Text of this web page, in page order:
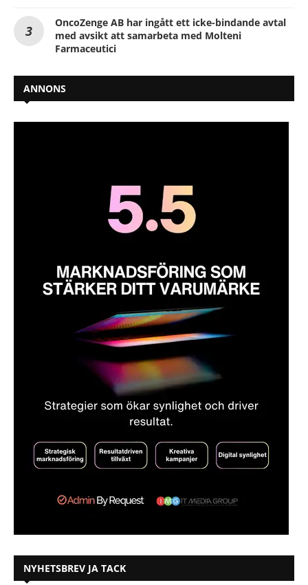
OncoZenge AB har ingått ett icke-bindande avtal
med avsikt att samarbeta med Molteni
Farmaceutici
ANNONS
NYHETSBREV JA TACK